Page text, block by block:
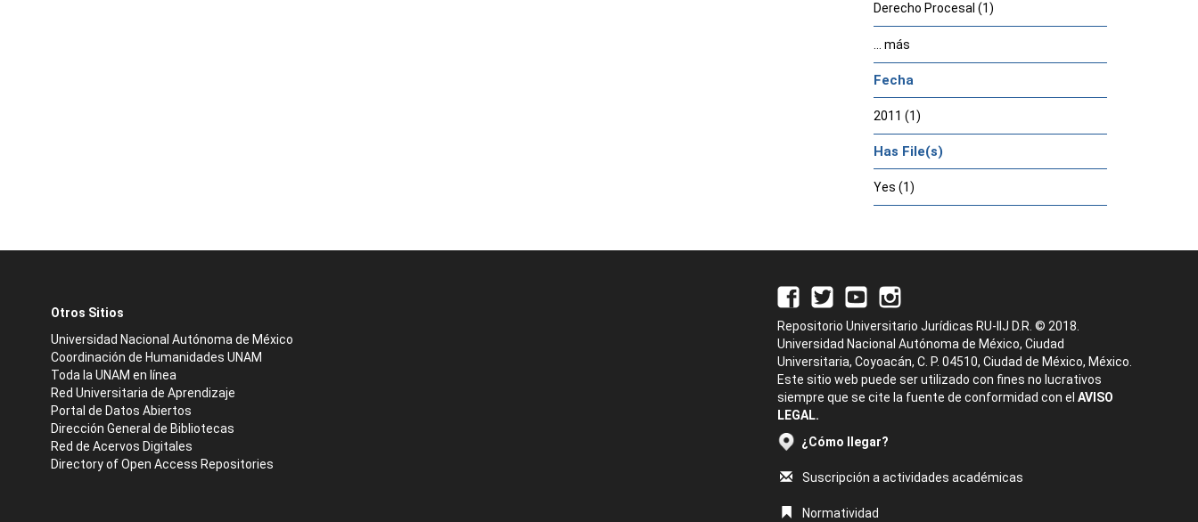
Derecho Procesal (1)
... más
Fecha
2011 (1)
Has File(s)
Yes (1)
Otros Sitios
Universidad Nacional Autónoma de México
Coordinación de Humanidades UNAM
Toda la UNAM en línea
Red Universitaria de Aprendizaje
Portal de Datos Abiertos
Dirección General de Bibliotecas
Red de Acervos Digitales
Directory of Open Access Repositories
Repositorio Universitario Jurídicas RU-IIJ D.R. © 2018.
Universidad Nacional Autónoma de México, Ciudad
Universitaria, Coyoacán, C. P. 04510, Ciudad de México, México.
Este sitio web puede ser utilizado con fines no lucrativos
siempre que se cite la fuente de conformidad con el AVISO
LEGAL.
¿Cómo llegar?
Suscripción a actividades académicas
Normatividad